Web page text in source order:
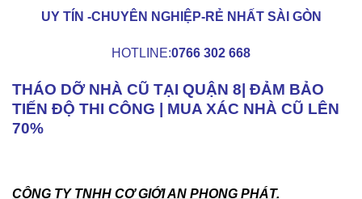
UY TÍN -CHUYÊN NGHIỆP-RẺ NHẤT SÀI GÒN
HOTLINE:0766 302 668
THÁO DỠ NHÀ CŨ TẠI QUẬN 8| ĐẢM BẢO
TIẾN ĐỘ THI CÔNG | MUA XÁC NHÀ CŨ LÊN
70%
CÔNG TY TNHH CƠ GIỚI AN PHONG PHÁT.